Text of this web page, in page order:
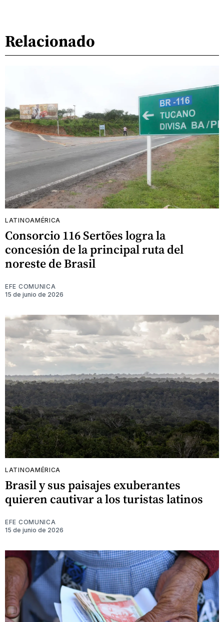
Relacionado
LATINOAMÉRICA
Consorcio 116 Sertões logra la
concesión de la principal ruta del
noreste de Brasil
EFE COMUNICA
15 de junio de 2026
LATINOAMÉRICA
Brasil y sus paisajes exuberantes
quieren cautivar a los turistas latinos
EFE COMUNICA
15 de junio de 2026